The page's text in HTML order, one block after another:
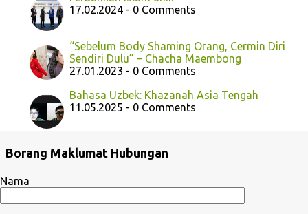
17.02.2024 - 0 Comments
“Sebelum Body Shaming Orang, Cermin Diri
Sendiri Dulu” – Chacha Maembong
27.01.2023 - 0 Comments
Bahasa Uzbek: Khazanah Asia Tengah
11.05.2025 - 0 Comments
Borang Maklumat Hubungan
Nama